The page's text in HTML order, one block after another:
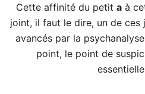
Cette affinité du petit aà
joint, il faut le dire, un de ces
avancés par la
point, le point de